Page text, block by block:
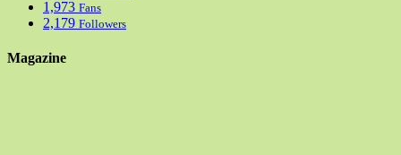
1,973 Fans
2,179 Followers
Magazine